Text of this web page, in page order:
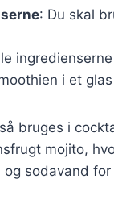
: Du skal
i et
bruges i
mojito,
og sodavand